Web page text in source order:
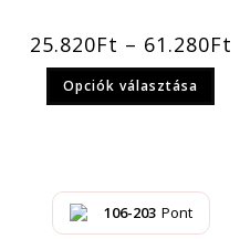
25.820Ft – 61.280Ft
Opciók választása
106-203 Pont